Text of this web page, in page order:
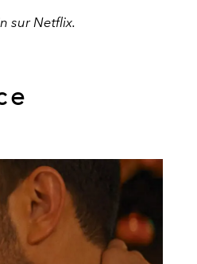
sur Netflix.